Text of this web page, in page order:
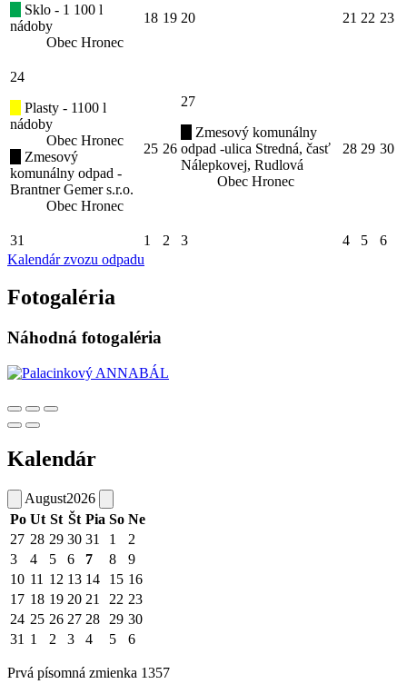
Sklo - 1 100 l
nádoby
Obec Hronec
18 19 20 21 22 23
24
Plasty - 1100 l
nádoby
Obec Hronec
Zmesový
komunálny odpad -
Brantner Gemer s.r.o.
Obec Hronec
25 26
27
Zmesový komunálny
odpad -ulica Stredná, časť
Nálepkovej, Rudlová
Obec Hronec
28 29 30
31 1 2 3 4 5
6
Kalendár zvozu odpadu
Fotogaléria
Náhodná fotogaléria
Kalendár
August2026
Po Ut St Št Pia So Ne
27 28 29 30 31 1
2
3
4 5 6 7 8
9
10 11 12 13 14 15 16
17 18 19 20 21 22 23
24 25 26 27 28 29 30
31 1 2 3 4 5 6
Prvá písomná zmienka 1357